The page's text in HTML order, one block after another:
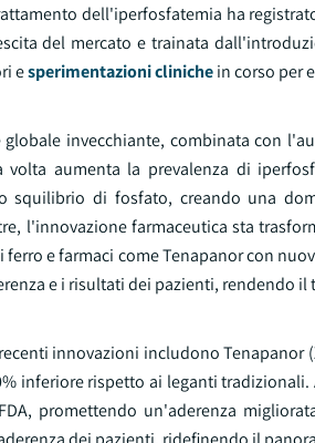
dell'iperfosfatemia ha
del mercato e trainata
esperimentazioni clinichein corso per
globale invecchiante, combinata con
volta aumenta la prevalenza di
squilibrio di fosfato, creando una
l'innovazione farmaceutica sta
ferro e farmaci come Tenapanor con
e i risultati dei pazienti, rendendo
innovazioni includono Tenapanor
inferiore rispetto ai leganti tradizionali.
promettendo un'aderenza